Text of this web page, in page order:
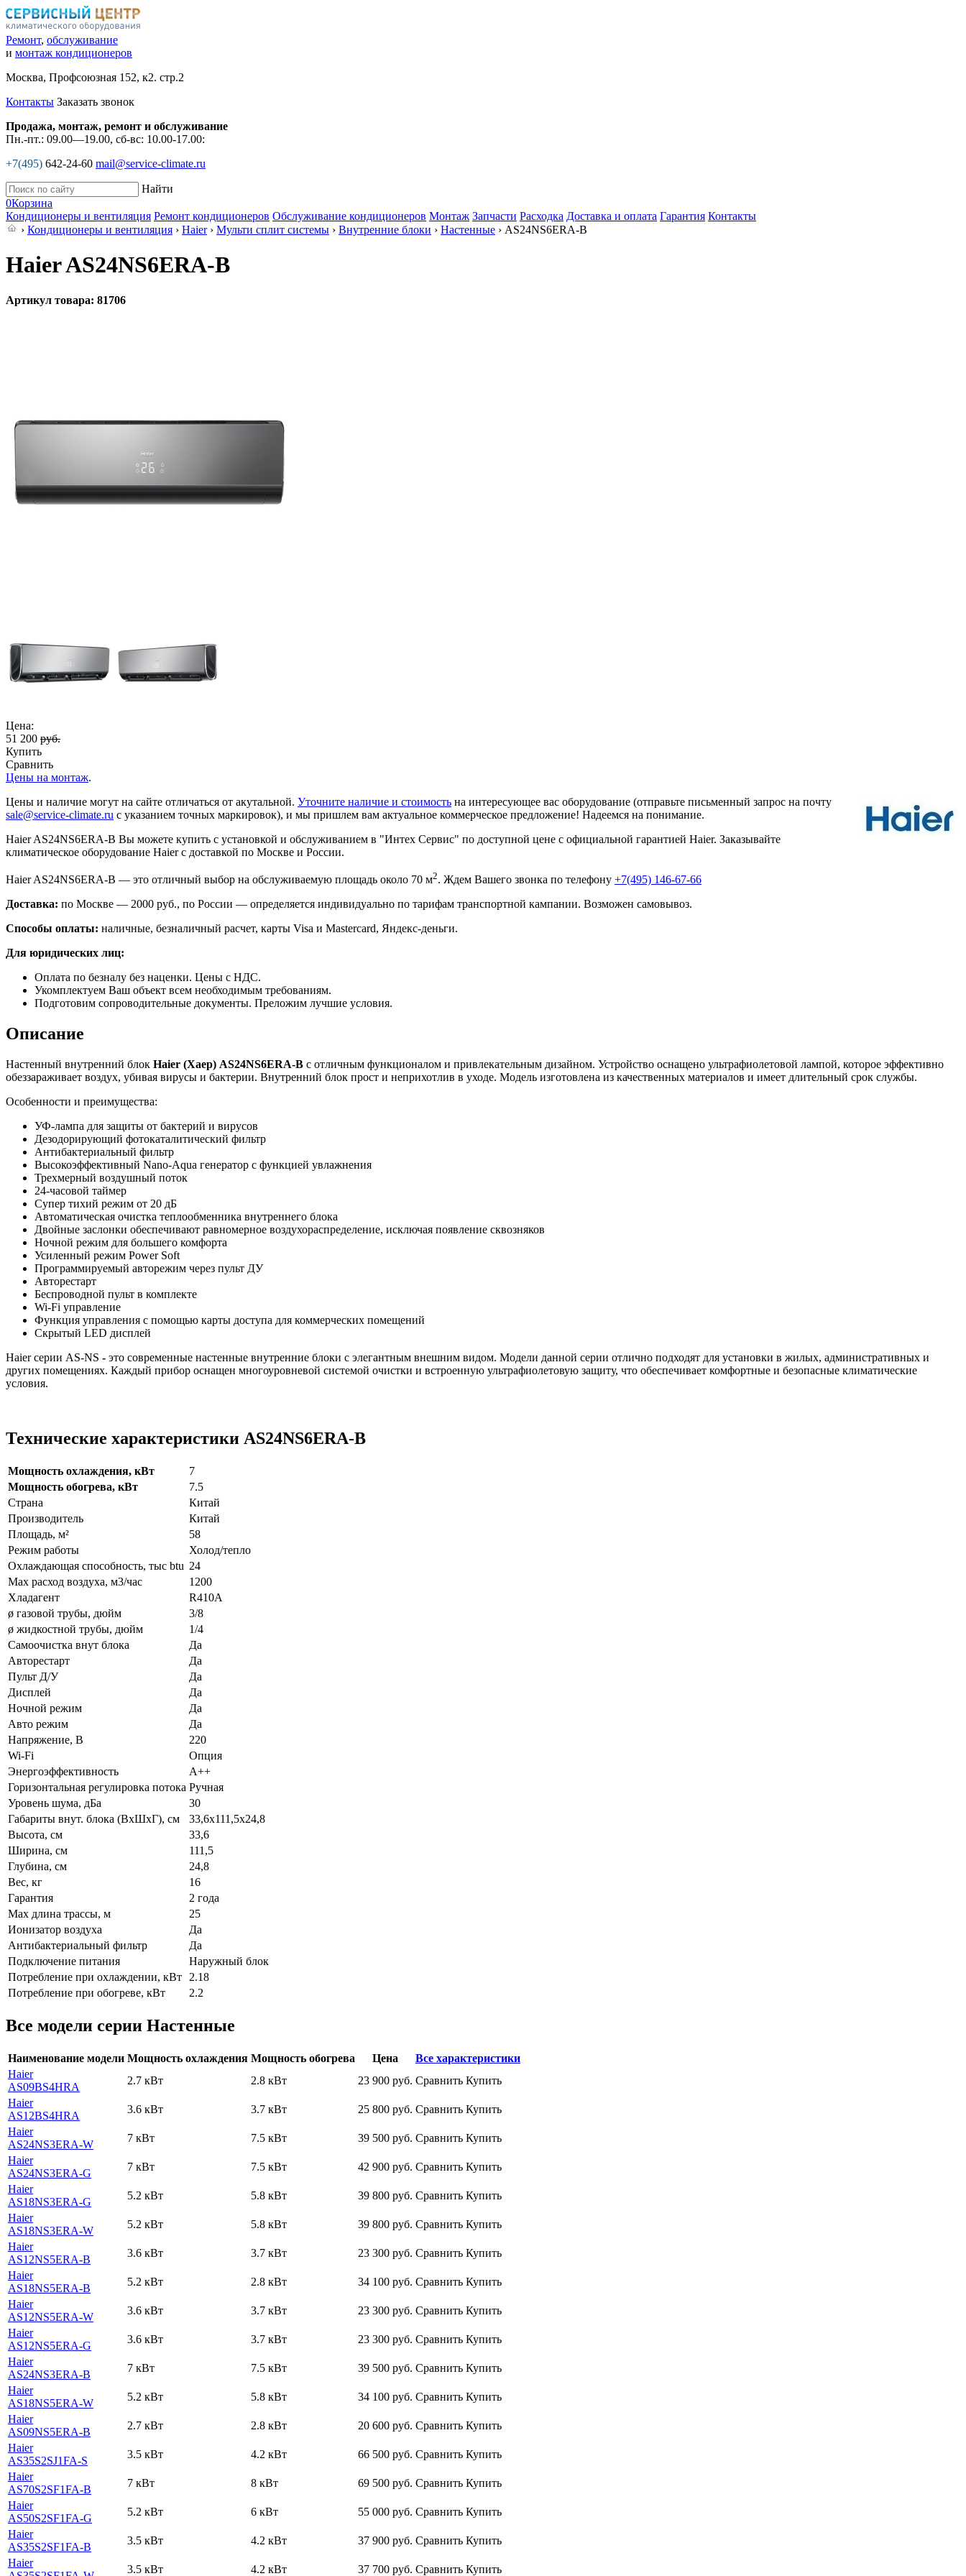
Ремонт, обслуживание
и монтаж кондиционеров
Москва, Профсоюзная 152, к2. стр.2
Контакты Заказать звонок
Продажа, монтаж, ремонт и обслуживание
Пн.-пт.: 09.00—19.00, сб-вс: 10.00-17.00:
+7(495) 642-24-60 mail@service-climate.ru
Найти
0Корзина
Кондиционеры и вентиляция Ремонт кондиционеров Обслуживание кондиционеров Монтаж Запчасти Расходка Доставка и оплата Гарантия Контакты
› Кондиционеры и вентиляция › Haier› Мульти сплит системы › Внутренние блоки › Настенные › AS24NS6ERA-B
Haier AS24NS6ERA-B
Артикул товара: 81706
Цена:
51 200 руб.
Купить
Сравнить
Цены на монтаж.
Цены и наличие могут на сайте отличаться от акутальной. Уточните наличие и стоимость на интересующее вас оборудование (отправьте письменный запрос на почту
sale@service-climate.ru с указанием точных маркировок), и мы пришлем вам актуальное коммерческое предложение! Надеемся на понимание.
Haier AS24NS6ERA-B Вы можете купить с установкой и обслуживанием в "Интех Сервис" по доступной цене с официальной гарантией Haier. Заказывайте
климатическое оборудование Haier с доставкой по Москве и России.
Haier AS24NS6ERA-B — это отличный выбор на обслуживаемую площадь около 70 м2. Ждем Вашего звонка по телефону +7(495) 146-67-66
Доставка: по Москве — 2000 руб., по России — определяется индивидуально по тарифам транспортной кампании. Возможен самовывоз.
Способы оплаты: наличные, безналичный расчет, карты Visa и Mastercard, Яндекс-деньги.
Для юридических лиц:
Оплата по безналу без наценки. Цены с НДС.
Укомплектуем Ваш объект всем необходимым требованиям.
Подготовим сопроводительные документы. Преложим лучшие условия.
Описание
Настенный внутренний блок Haier (Хаер) AS24NS6ERA-B с отличным функционалом и привлекательным дизайном. Устройство оснащено ультрафиолетовой лампой, которое эффективно
обеззараживает воздух, убивая вирусы и бактерии. Внутренний блок прост и неприхотлив в уходе. Модель изготовлена из качественных материалов и имеет длительный срок службы.
Особенности и преимущества:
УФ-лампа для защиты от бактерий и вирусов
Дезодорирующий фотокаталитический фильтр
Антибактериальный фильтр
Высокоэффективный Nano-Aqua генератор с функцией увлажнения
Трехмерный воздушный поток
24-часовой таймер
Супер тихий режим от 20 дБ
Автоматическая очистка теплообменника внутреннего блока
Двойные заслонки обеспечивают равномерное воздухораспределение, исключая появление сквозняков
Ночной режим для большего комфорта
Усиленный режим Power Soft
Программируемый авторежим через пульт ДУ
Авторестарт
Беспроводной пульт в комплекте
Wi-Fi управление
Функция управления с помощью карты доступа для коммерческих помещений
Скрытый LED дисплей
Haier серии AS-NS - это современные настенные внутренние блоки с элегантным внешним видом. Модели данной серии отлично подходят для установки в жилых, административных и
других помещениях. Каждый прибор оснащен многоуровневой системой очистки и встроенную ультрафиолетовую защиту, что обеспечивает комфортные и безопасные климатические
условия.
Технические характеристики AS24NS6ERA-B
Мощность охлаждения, кВт
7
Мощность обогрева, кВт
7.5
Страна
Китай
Производитель
Китай
Площадь, м²
58
Режим работы
Холод/тепло
Охлаждающая способность, тыс btu 24
Max расход воздуха, м3/час
1200
Хладагент
R410A
ø газовой трубы, дюйм
3/8
ø жидкостной трубы, дюйм
1/4
Самоочистка внут блока
Да
Авторестарт
Да
Пульт Д/У
Да
Дисплей
Да
Ночной режим
Да
Авто режим
Да
Напряжение, В
220
Wi-Fi
Опция
Энергоэффективность
A++
Горизонтальная регулировка потока Ручная
Уровень шума, дБа
30
Габариты внут. блока (ВхШхГ), см
33,6x111,5x24,8
Высота, см
33,6
Ширина, см
111,5
Глубина, см
24,8
Вес, кг
16
Гарантия
2 года
Max длина трассы, м
25
Ионизатор воздуха
Да
Антибактериальный фильтр
Да
Подключение питания
Наружный блок
Потребление при охлаждении, кВт
2.18
Потребление при обогреве, кВт
2.2
Все модели серии Настенные
Наименование модели Мощность охлаждения Мощность обогрева Цена
Все характеристики
Haier
AS09BS4HRA
2.7 кВт 2.8 кВт 23 900 руб. Сравнить Купить
Haier
AS12BS4HRA
3.6 кВт 3.7 кВт 25 800 руб. Сравнить Купить
Haier
AS24NS3ERA-W
7 кВт 7.5 кВт 39 500 руб. Сравнить Купить
Haier
AS24NS3ERA-G
7 кВт 7.5 кВт 42 900 руб. Сравнить Купить
Haier
AS18NS3ERA-G
5.2 кВт 5.8 кВт 39 800 руб. Сравнить Купить
Haier
AS18NS3ERA-W
5.2 кВт 5.8 кВт 39 800 руб. Сравнить Купить
Haier
AS12NS5ERA-B
3.6 кВт 3.7 кВт 23 300 руб. Сравнить Купить
Haier
AS18NS5ERA-B
5.2 кВт 2.8 кВт 34 100 руб. Сравнить Купить
Haier
AS12NS5ERA-W
3.6 кВт 3.7 кВт 23 300 руб. Сравнить Купить
Haier
AS12NS5ERA-G
3.6 кВт 3.7 кВт 23 300 руб. Сравнить Купить
Haier
AS24NS3ERA-B
7 кВт 7.5 кВт 39 500 руб. Сравнить Купить
Haier
AS18NS5ERA-W
5.2 кВт 5.8 кВт 34 100 руб. Сравнить Купить
Haier
AS09NS5ERA-B
2.7 кВт 2.8 кВт 20 600 руб. Сравнить Купить
Haier
AS35S2SJ1FA-S
3.5 кВт 4.2 кВт 66 500 руб. Сравнить Купить
Haier
AS70S2SF1FA-B
7 кВт 8 кВт 69 500 руб. Сравнить Купить
Haier
AS50S2SF1FA-G
5.2 кВт 6 кВт 55 000 руб. Сравнить Купить
Haier
AS35S2SF1FA-B
3.5 кВт 4.2 кВт 37 900 руб. Сравнить Купить
Haier
3.5 кВт 4.2 кВт 37 700 руб. Сравнить Купить